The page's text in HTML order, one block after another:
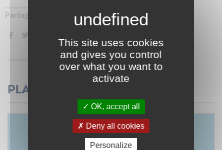
Partager sur :
Plaquette
This site uses cookies
and gives you control
over what you want to
activate
OK, accept all
Deny all cookies
Personalize